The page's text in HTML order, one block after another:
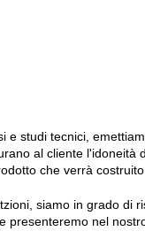
e studi tecnici,
al cliente l'idoneità
che verrà costruito.
siamo in grado di
presenteremo nel